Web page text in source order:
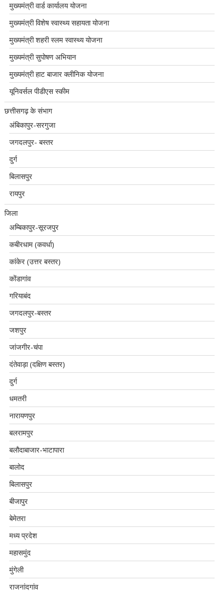
मुख्यमंत्री वार्ड कार्यालय योजना
मुख्यमंत्री विशेष स्वास्थ्य सहायता योजना
मुख्यमंत्री शहरी स्लम स्वास्थ्य योजना
मुख्यमंत्री सुपोषण अभियान
मुख्यमंत्री हाट बाजार क्लीनिक योजना
यूनिवर्सल पीडीएस स्कीम
छत्तीसगढ़ के संभाग
अंबिकापुर-सरगुजा
जगदलपुर- बस्तर
दुर्ग
बिलासपुर
रायपुर
जिला
अम्बिकापुर-सूरजपुर
कबीरधाम (कवर्धा)
कांकेर (उत्तर बस्तर)
कोंडागांव
गरियाबंद
जगदलपुर-बस्तर
जशपुर
जांजगीर-चंपा
दंतेवाड़ा (दक्षिण बस्तर)
दुर्ग
धमतरी
नारायणपुर
बलरामपुर
बलौदाबाजार-भाटापारा
बालोद
बिलासपुर
बीजापुर
बेमेतरा
मध्य प्रदेश
महासमुंद
मुंगेली
राजनांदगांव